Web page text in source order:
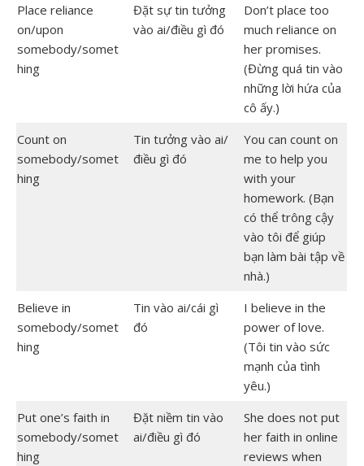
Place reliance
on/upon
somebody/somet
hing
Đặt sự tin tưởng
vào ai/điều gì đó
Don’t place too
much reliance on
her promises.
(Đừng quá tin vào
những lời hứa của
cô ấy.)
Count on
somebody/somet
hing
Tin tưởng vào ai/
điều gì đó
You can count on
me to help you
with your
homework. (Bạn
có thể trông cậy
vào tôi để giúp
bạn làm bài tập về
nhà.)
Believe in
somebody/somet
hing
Tin vào ai/cái gì
đó
I believe in the
power of love.
(Tôi tin vào sức
mạnh của tình
yêu.)
Put one’s faith in
somebody/somet
hing
Đặt niềm tin vào
ai/điều gì đó
She does not put
her faith in online
reviews when